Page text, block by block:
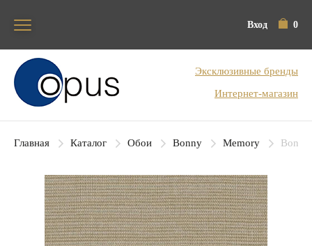
Вход 0
Блок поиска
Эксклюзивные бренды
Интернет-магазин
Главная Каталог Обои Bonny Memory